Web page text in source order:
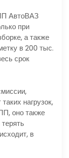
АвтоВАЗ
при
а также
в 200 тыс.
срок
нагрузок,
оно также
в